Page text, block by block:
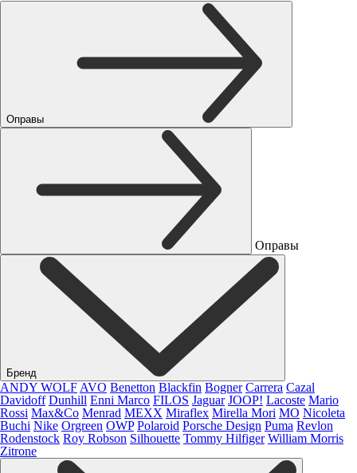
Оправы
Оправы
Бренд
ANDY WOLF AVO Benetton Blackfin Bogner Carrera Cazal
Davidoff Dunhill Enni Marco FILOS Jaguar JOOP! Lacoste Mario
Rossi Max&Co Menrad MEXX Miraflex Mirella Mori MO Nicoleta
Buchi Nike Orgreen OWP Polaroid Porsche Design Puma Revlon
Rodenstock Roy Robson Silhouette Tommy Hilfiger William Morris
Zitrone